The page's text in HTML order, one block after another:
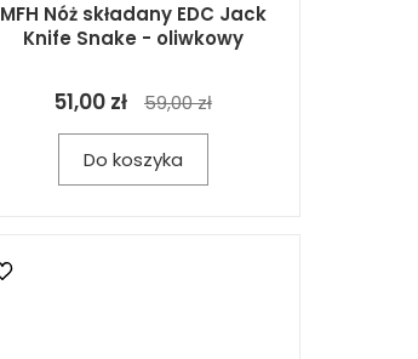
MFH Nóż składany EDC Jack
Knife Snake - oliwkowy
51,00 zł 59,00 zł
Do koszyka